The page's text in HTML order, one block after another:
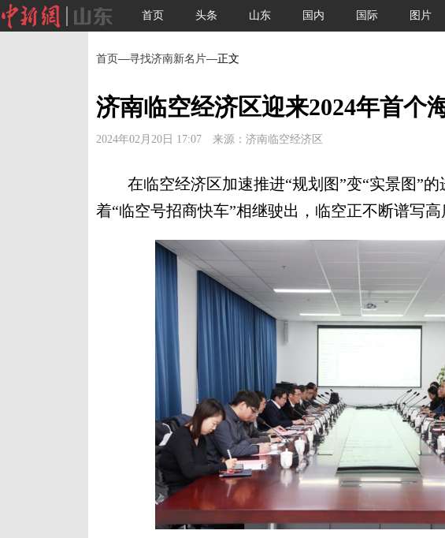
首页 头条 山东 国内 国际 图片
首页—寻找济南新名片—正文
济南临空经济区迎来2024年首个
2024年02月20日 17:07 来源：济南临空经济区
在临空经济区加速推进“规划图”变“实景图”的
着“临空号招商快车”相继驶出，临空正不断谱写高